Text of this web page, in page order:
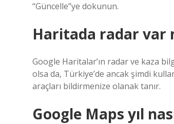
“Güncelle”ye dokunun.
Haritada radar var
Google Haritalar’ın radar ve kaza
olsa da, Türkiye’de ancak şimdi
araçları bildirmenize olanak tanır.
Google Maps yıl